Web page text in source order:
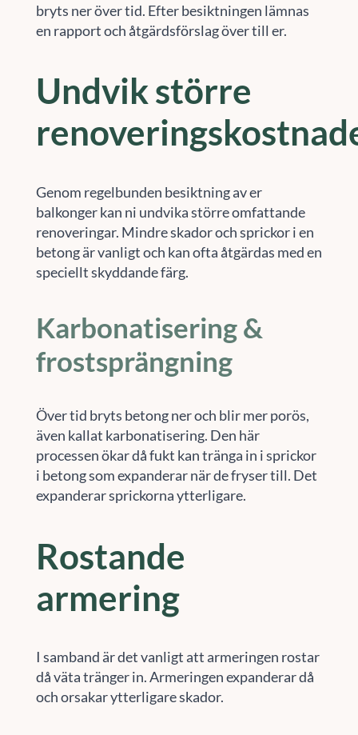
bryts ner över tid. Efter besiktningen lämnas
en rapport och åtgärdsförslag över till er.
Undvik större
Genom regelbunden besiktning av er
balkonger kan ni undvika större omfattande
renoveringar. Mindre skador och sprickor i en
betong är vanligt och kan ofta åtgärdas med en
speciellt skyddande färg.
Karbonatisering &
frostsprängning
Över tid bryts betong ner och blir mer porös,
även kallat karbonatisering. Den här
processen ökar då fukt kan tränga in i sprickor
i betong som expanderar när de fryser till. Det
expanderar sprickorna ytterligare.
Rostande
armering
I samband är det vanligt att armeringen rostar
då väta tränger in. Armeringen expanderar då
och orsakar ytterligare skador.